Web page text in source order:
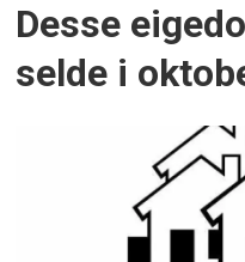
Desse
selde i